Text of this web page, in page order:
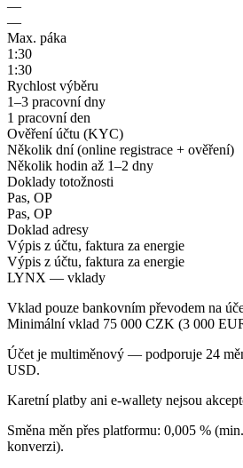
—
—
Max. páka
1:30
1:30
Rychlost výběru
1–3 pracovní dny
1 pracovní den
Ověření účtu (KYC)
Několik dní (online registrace + ověření)
Několik hodin až 1–2 dny
Doklady totožnosti
Pas, OP
Pas, OP
Doklad adresy
Výpis z účtu, faktura za energie
Výpis z účtu, faktura za energie
LYNX — vklady
Vklad pouze bankovním převodem na
Minimální vklad 75 000 CZK (3 000
Účet je multiměnový — podporuje 24
USD.
Karetní platby ani e-wallety nejsou
Směna měn přes platformu: 0,005 %
konverzi).